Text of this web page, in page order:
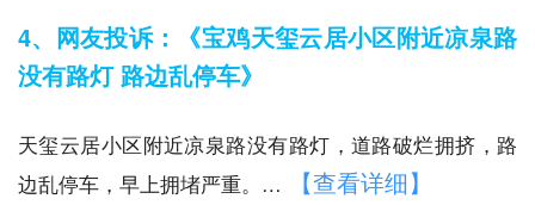
4、网友投诉：《宝鸡天玺云居小区附近凉泉路
没有路灯 路边乱停车》
天玺云居小区附近凉泉路没有路灯，道路破烂拥挤，路
边乱停车，早上拥堵严重。…
【查看详细】